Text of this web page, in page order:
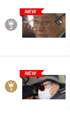
NEW
NEW